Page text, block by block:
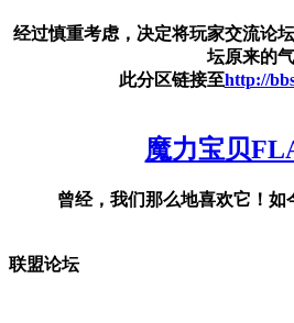
经过慎重考虑，决定将玩家交流论
坛原来的气
此分区链接至http://
魔力宝贝
曾经，我们那么地喜欢它！如
联盟论坛